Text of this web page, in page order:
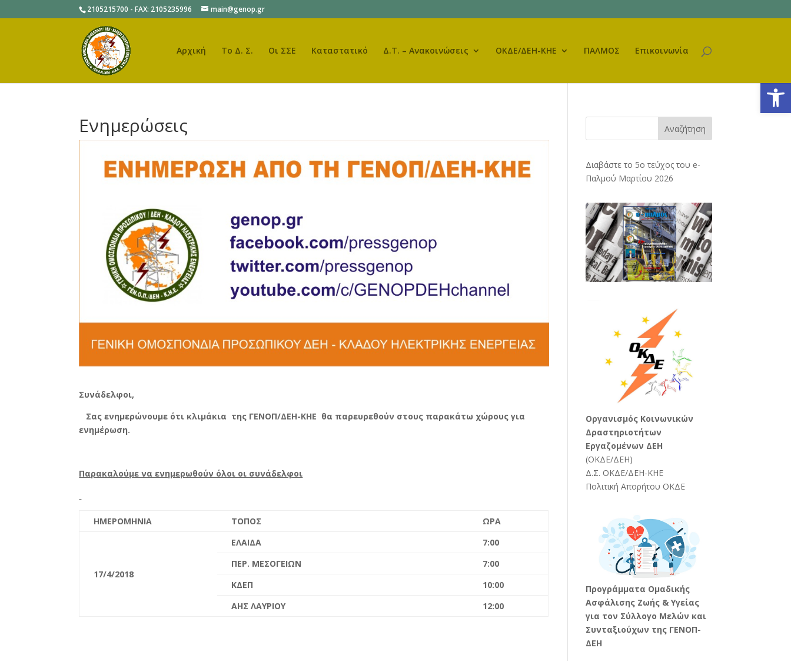
2105215700 - FAX: 2105235996 main@genop.gr
Αρχική Το Δ. Σ. Οι ΣΣΕ Καταστατικό Δ.Τ. – Ανακοινώσεις ΟΚΔΕ/ΔΕΗ-ΚΗΕ ΠΑΛΜΟΣ Επικοινωνία
Ενημερώσεις
Συνάδελφοι,
Σας ενημερώνουμε ότι κλιμάκια της ΓΕΝΟΠ/ΔΕΗ-ΚΗΕ θα παρευρεθούν στους παρακάτω χώρους για
ενημέρωση.
Παρακαλούμε να ενημερωθούν όλοι οι συνάδελφοι
ΗΜΕΡΟΜΗΝΙΑ ΤΟΠΟΣ ΩΡΑ
17/4/2018
ΕΛΑΙΔΑ
7:00
ΠΕΡ. ΜΕΣΟΓΕΙΩΝ
7:00
ΚΔΕΠ
10:00
ΑΗΣ ΛΑΥΡΙΟΥ
12:00
Αναζήτηση
Διαβάστε το 5ο τεύχος του e-
Παλμού Μαρτίου 2026
Oργανισμός Κοινωνικών
Δραστηριοτήτων
Εργαζομένων ΔΕΗ
(ΟΚΔΕ/ΔΕΗ)
Δ.Σ. ΟΚΔΕ/ΔΕΗ-ΚΗΕ
Πολιτική Απορήτου ΟΚΔΕ
Προγράμματα Ομαδικής
Ασφάλισης Ζωής & Υγείας
για τον Σύλλογο Μελών και
Συνταξιούχων της ΓΕΝΟΠ-
ΔΕΗ